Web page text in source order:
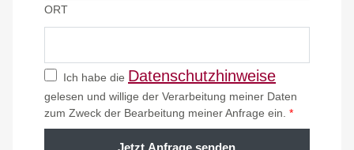
ORT
Ich habe die Datenschutzhinweise
gelesen und willige der Verarbeitung meiner Daten
zum Zweck der Bearbeitung meiner Anfrage ein. *
Jetzt Anfrage senden